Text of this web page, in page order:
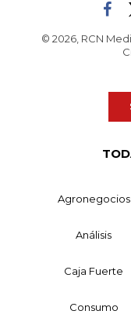
© 2026, RCN
Agronegocios
Análisis
Caja Fuerte
Consumo